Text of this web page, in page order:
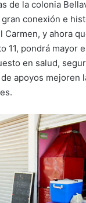
de la colonia
conexión e
Carmen, y ahora
11, pondrá mayor
en salud,
apoyos mejoren